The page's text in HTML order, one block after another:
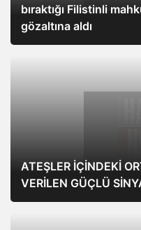
bıraktığı Filistinli
gözaltına aldı
ATEŞLER İÇİNDEKİ
VERİLEN GÜÇLÜ